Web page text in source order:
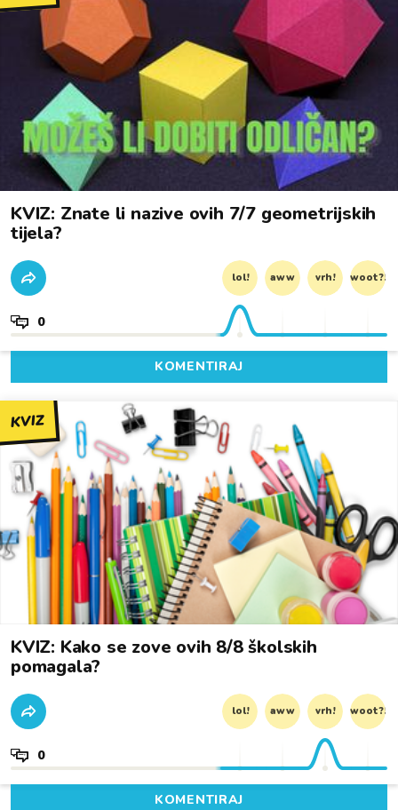
KVIZ: Znate li nazive ovih 7/7 geometrijskih
tijela?
lol! aww vrh! woot?!
0
KOMENTIRAJ
KVIZ
KVIZ: Kako se zove ovih 8/8 školskih
pomagala?
lol! aww vrh! woot?!
0
KOMENTIRAJ